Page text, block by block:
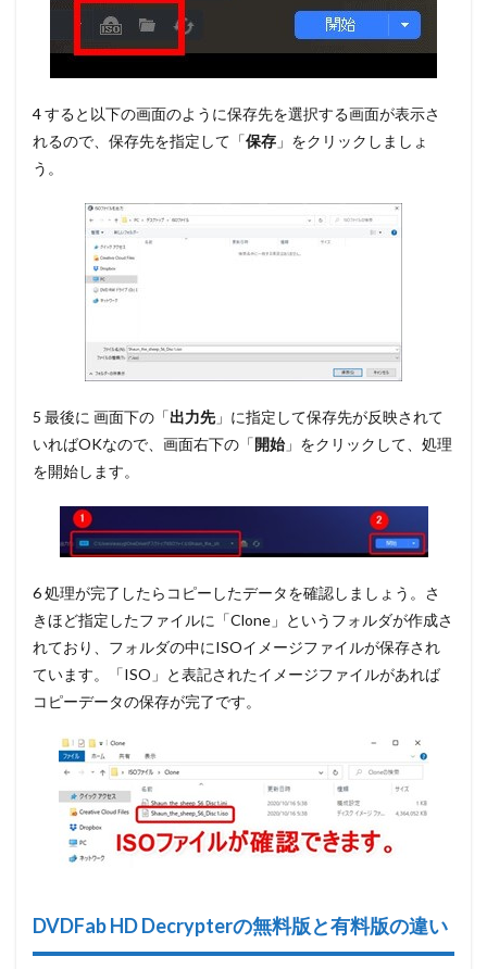
4 すると以下の画面のように保存先を選択する画面が表示さ
れるので、保存先を指定して 「保存 」 をクリックしましょ
う。
5 最後に 画面下の 「出力先」 に指定して保存先が反映されて
いればOKなので、画面右下の 「開始 」 をクリックして、処理
を開始します。
6 処理が完了したらコピーしたデータを確認しましょう。さ
きほど指定したファイルに「Clone」というフォルダが作成さ
れており、フォルダの中にISOイメージファイルが保存され
ています。「ISO」と表記されたイメージファイルがあれば
コピーデータの保存が完了です。
DVDFab HD Decrypterの無料版と有料版の違い